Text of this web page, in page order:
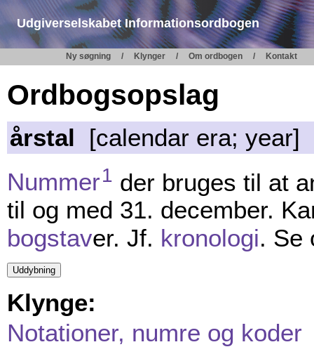
Udgiverselskabet Informationsordbogen
Ny søgning Klynger Om ordbogen Kontakt
Ordbogsopslag
årstal [calendar era; year]
Nummer1 der bruges til at
til og med 31. december.
bogstaver. Jf. kronologi. Se
Klynge:
Notationer, numre og koder